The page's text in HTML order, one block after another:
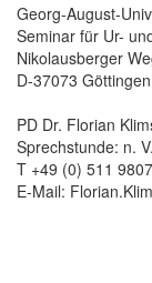
Georg-August-
Seminar für Ur-
Nikolausberger
D-37073 Göttingen
PD Dr. Florian
Sprechstunde: n. V.
T +49 (0) 511
E-Mail: